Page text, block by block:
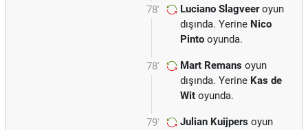
78' Luciano Slagveeroyun
dışında. Yerine Nico
Pinto oyunda.
78' Mart Remans oyun
dışında. Yerine Kas de
Wit oyunda.
79' Julian Kuijpers oyun